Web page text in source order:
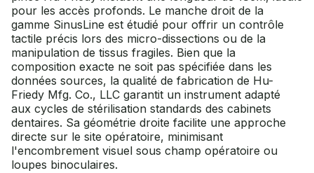
pour les accès profonds. Le manche droit de la
gamme SinusLine est étudié pour offrir un contrôle
tactile précis lors des micro-dissections ou de la
manipulation de tissus fragiles. Bien que la
composition exacte ne soit pas spécifiée dans les
données sources, la qualité de fabrication de Hu-
Friedy Mfg. Co., LLC garantit un instrument adapté
aux cycles de stérilisation standards des cabinets
dentaires. Sa géométrie droite facilite une approche
directe sur le site opératoire, minimisant
l'encombrement visuel sous champ opératoire ou
loupes binoculaires.